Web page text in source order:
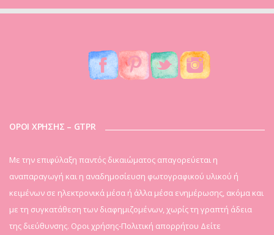
ΟΡΟΙ ΧΡΗΣΗΣ – GTPR
Mε την επιφύλαξη παντός δικαιώματος απαγορεύεται η
αναπαραγωγή και η αναδημοσίευση φωτογραφικού υλικού ή
κειμένων σε ηλεκτρονικά μέσα ή άλλα μέσα ενημέρωσης, ακόμα και
με τη συγκατάθεση των διαφημιζομένων, χωρίς τη γραπτή άδεια
της διεύθυνσης. Οροι χρήσης-Πολιτική απορρήτου Δείτε